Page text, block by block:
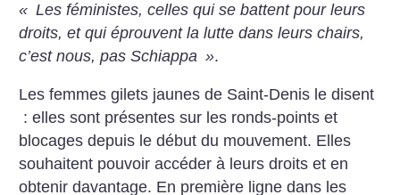
« Les féministes, celles qui se battent pour leurs
droits, et qui éprouvent la lutte dans leurs chairs,
c’est nous, pas Schiappa ».
Les femmes gilets jaunes de Saint-Denis le disent
: elles sont présentes sur les ronds-points et
blocages depuis le début du mouvement. Elles
souhaitent pouvoir accéder à leurs droits et en
obtenir davantage. En première ligne dans les